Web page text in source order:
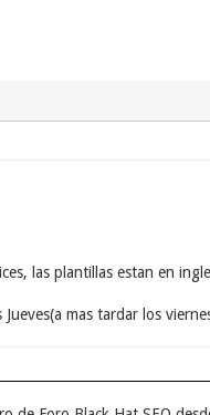
las plantillas estan en
mas tardar los